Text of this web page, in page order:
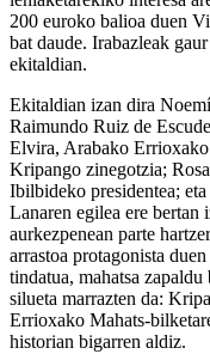
200 euroko balioa duen
bat daude. Irabazleak
ekitaldian.
Ekitaldian izan dira
Raimundo Ruiz de
Elvira, Arabako
Kripango zinegotzia;
Ibilbideko presidentea;
Lanaren egilea ere bertan
aurkezpenean parte
arrastoa protagonista
tindatua, mahatsa
silueta marrazten da:
Errioxako Mahats-
historian bigarren aldiz.